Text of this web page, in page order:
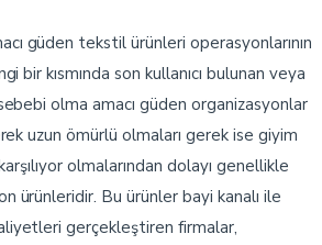
güden tekstil ürünleri operasyonlarının
bir kısmında son kullanıcı bulunan veya
olma amacı güden organizasyonlar
uzun ömürlü olmaları gerek ise giyim
olmalarından dolayı genellikle
ürünleridir. Bu ürünler bayi kanalı ile
gerçekleştiren firmalar,